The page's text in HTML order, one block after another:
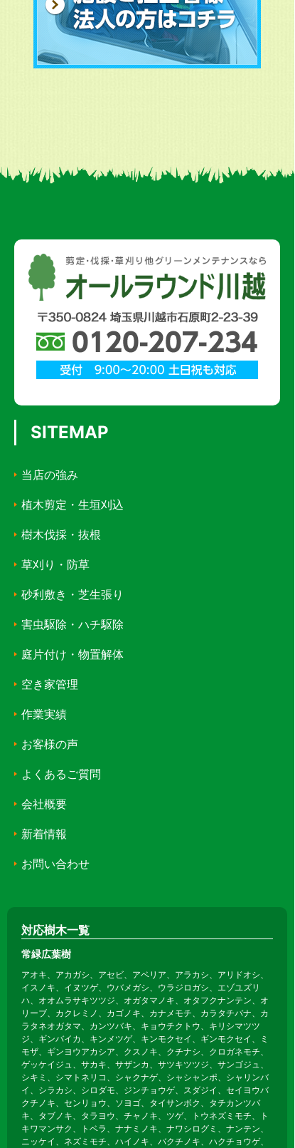
SITEMAP
当店の強み
植木剪定・生垣刈込
樹木伐採・抜根
草刈り・防草
砂利敷き・芝生張り
害虫駆除・ハチ駆除
庭片付け・物置解体
空き家管理
作業実績
お客様の声
よくあるご質問
会社概要
新着情報
お問い合わせ
対応樹木一覧
常緑広葉樹
アオキ、アカガシ、アセビ、アベリア、アラカシ、アリドオシ、
イスノキ、イヌツゲ、ウバメガシ、ウラジロガシ、エゾユズリ
ハ、オオムラサキツツジ、オガタマノキ、オタフクナンテン、オ
リーブ、カクレミノ、カゴノキ、カナメモチ、カラタチバナ、カ
ラタネオガタマ、カンツバキ、キョウチクトウ、キリシマツツ
ジ、ギンバイカ、キンメツゲ、キンモクセイ、ギンモクセイ、ミ
モザ、ギンヨウアカシア、クスノキ、クチナシ、クロガネモチ、
ゲッケイジュ、サカキ、サザンカ、サツキツツジ、サンゴジュ、
シキミ、シマトネリコ、シャクナゲ、シャシャンポ、シャリンバ
イ、シラカシ、シロダモ、ジンチョウゲ、スダジイ、セイヨウバ
クチノキ、センリョウ、ソヨゴ、タイサンボク、タチカンツバ
キ、タブノキ、タラヨウ、チャノキ、ツゲ、トウネズミモチ、ト
キワマンサク、トベラ、ナナミノキ、ナワシログミ、ナンテン、
ニッケイ、ネズミモチ、ハイノキ、バクチノキ、ハクチョウゲ、